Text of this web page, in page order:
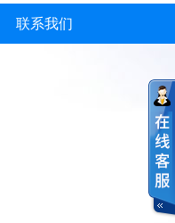
联系我们